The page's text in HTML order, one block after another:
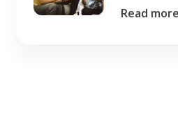
Read more